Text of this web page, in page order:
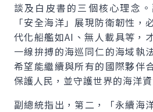
談及白皮書的三個核心理念
「安全海洋」展現防衛韌性，
代化船艦如AI、無人載具等，
一線拚搏的海巡同仁的海域執
希望能繼續與所有的國際夥伴
保護人民，並守護世界的海洋資
副總統指出，第二，「永續海